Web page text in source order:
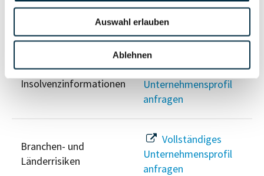
Auswahl erlauben
Ablehnen
PEP- und
Sanktionslistenstatus
anfragen
Insolvenzinformationen
Vollständiges
Unternehmensprofil
anfragen
Branchen- und
Länderrisiken
Vollständiges
Unternehmensprofil
anfragen